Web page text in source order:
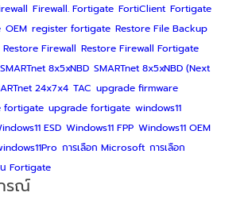
Firewall. Fortigate FortiClient Fortigate
OEM register fortigate Restore File Backup
Restore Firewall Restore Firewall Fortigate
SMARTnet 8x5xNBD SMARTnet 8x5xNBD (Next
24x7x4 TAC upgrade firmware
fortigate upgrade fortigate windows11
ESD Windows11 FPP Windows11 OEM
การเลือก Microsoft การเลือก
Fortigate
รณ์